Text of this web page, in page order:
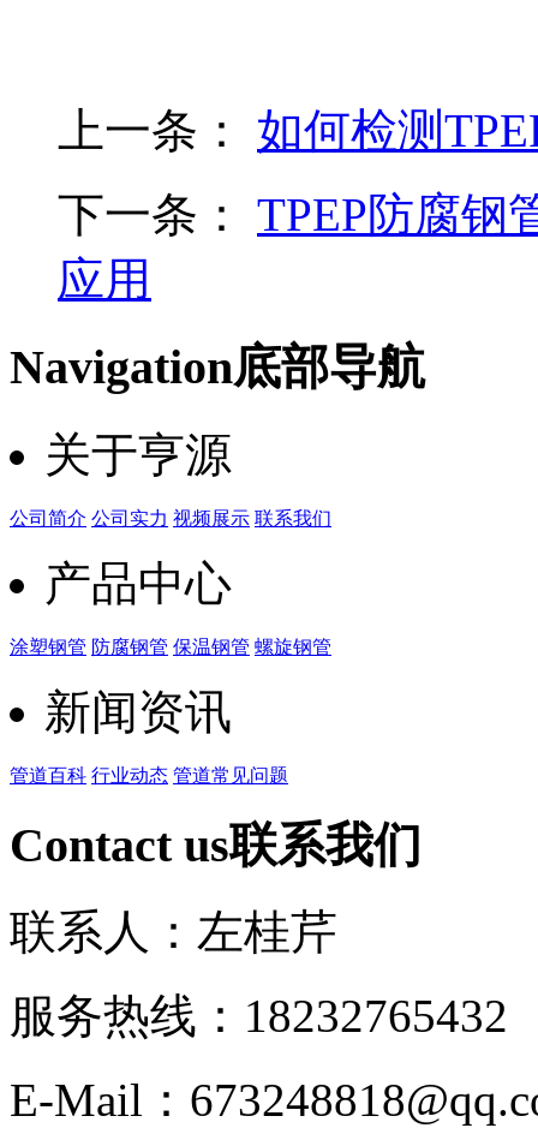
上一条： 如何检测
下一条： ‌TPEP防腐钢
应用
Navigation底部导航
关于亨源
公司简介 公司实力 视频展示 联系我们
产品中心
涂塑钢管 防腐钢管 保温钢管 螺旋钢管
新闻资讯
管道百科 行业动态 管道常见问题
Contact us联系我们
联系人：左桂芹
服务热线：18232765432
E-Mail：